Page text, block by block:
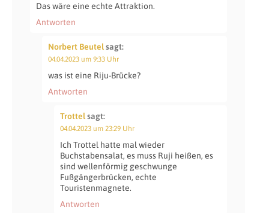
Das wäre eine echte Attraktion.
Antworten
Norbert Beutelsagt:
04.04.2023 um 9:33 Uhr
was ist eine Riju-Brücke?
Antworten
Trottelsagt:
04.04.2023 um 23:29 Uhr
Ich Trottel hatte mal wieder
Buchstabensalat, es muss Ruji heißen, es
sind wellenförmig geschwunge
Fußgängerbrücken, echte
Touristenmagnete.
Antworten